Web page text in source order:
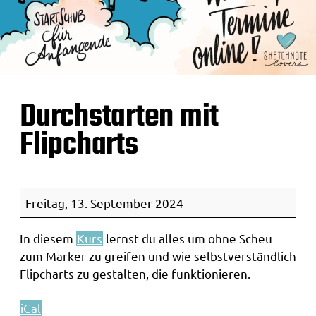
Durchstarten mit
Flipcharts
D
u
r
c
h
Freitag, 13. September 2024
In diesem Kurs lernst du alles um ohne Scheu
zum Marker zu greifen und wie selbstverständlich
Flipcharts zu gestalten, die funktionieren.
iCal